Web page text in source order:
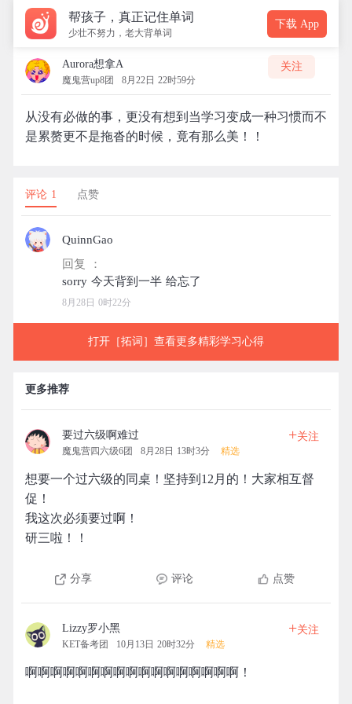
帮孩子，真正记住单词
少壮不努力，老大背单词
下载 App
Aurora想拿A
魔鬼营up8团 8月22日 22时59分
关注
从没有必做的事，更没有想到当学习变成一种习惯而不
是累赘更不是拖沓的时候，竟有那么美！！
评论 1 点赞
QuinnGao
回复 ：
8月28日 0时22分
打开［拓词］查看更多精彩学习心得
更多推荐
要过六级啊难过
魔鬼营四六级6团 8月28日 13时3分 精选
+关注
想要一个过六级的同桌！坚持到12月的！大家相互督
促！
我这次必须要过啊！
研三啦！！
分享 评论 点赞
Lizzy罗小黑
KET备考团 10月13日 20时32分 精选
+关注
啊啊啊啊啊啊啊啊啊啊啊啊啊啊啊啊啊！